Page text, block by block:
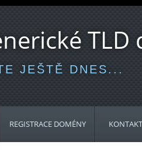
REGISTRACE DOMÉNY
TLD
JEŠTĚ DNES...